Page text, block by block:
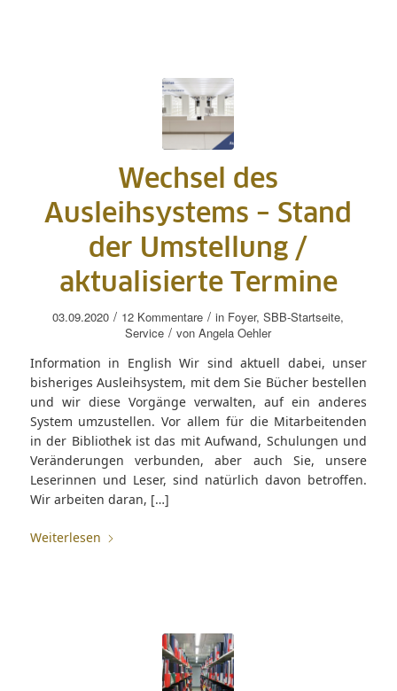
Wechsel des
Ausleihsystems – Stand
der Umstellung /
aktualisierte Termine
03.09.2020 / 12 Kommentare / in Foyer,SBB-Startseite,
Service / vonAngela Oehler
Information in English Wir sind aktuell dabei, unser
bisheriges Ausleihsystem, mit dem Sie Bücher bestellen
und wir diese Vorgänge verwalten, auf ein anderes
System umzustellen. Vor allem für die Mitarbeitenden
in der Bibliothek ist das mit Aufwand, Schulungen und
Veränderungen verbunden, aber auch Sie, unsere
Leserinnen und Leser, sind natürlich davon betroffen.
Wir arbeiten daran, […]
Weiterlesen